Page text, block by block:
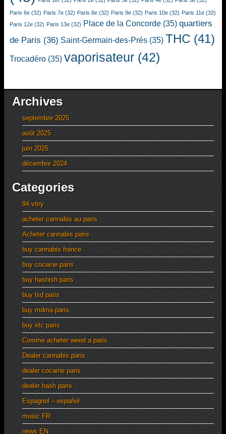
Paris 6e (32) Paris 7e (32) Paris 8e (32) Paris 9e (32) Paris 10e (32) Paris 11e (32)
Paris 12e (32) Paris 13e (32) Place de la Concorde (35) quartiers
de Paris (36) Saint-Germain-des-Prés (35) THC (41)
Trocadéro (35) vaporisateur (42)
Archives
septembre 2025
août 2025
juin 2025
décembre 2024
Categories
94 vitry
acheter cannabis au paris
Acheter cannabis paris
buy cannabis france
buy cocaine paris
buy hashish paris
buy lsd paris
buy mdma paris
buy xtc paris
Comme acheter weed a paris
Dealer cannabis paris
dealer cocaine paris
dealer hash paris
Espagnol – español
music FR
news EN